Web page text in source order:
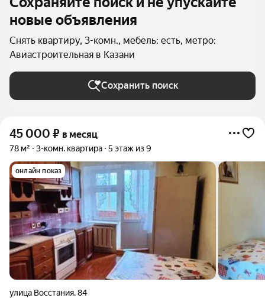
новые объявления
Снять квартиру, 3-комн., мебель: есть, метро:
Авиастроительная в Казани
Сохранить поиск
45 000 ₽ в месяц
78 м² 3-комн. квартира 5 этаж из 9
онлайн показ
улица Восстания,84